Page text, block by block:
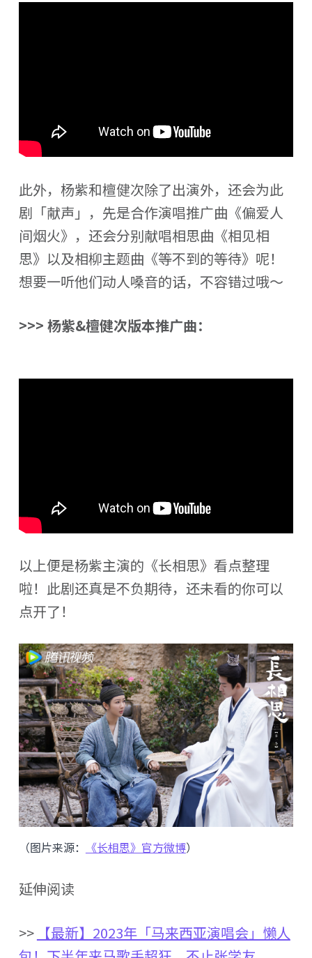
此外，杨紫和檀健次除了出演外，还会为此
剧「献声」，先是合作演唱推广曲《偏爱人
间烟火》，还会分别献唱相思曲《相见相
思》以及相柳主题曲《等不到的等待》呢！
想要一听他们动人嗓音的话，不容错过哦～
>>> 杨紫&檀健次版本推广曲：
以上便是杨紫主演的《长相思》看点整理
啦！此剧还真是不负期待，还未看的你可以
点开了！
（图片来源： 《长相思》官方微博）
延伸阅读
>> 【最新】2023年「马来西亚演唱会」懒人